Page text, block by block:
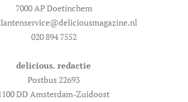
7000 AP Doetinchem
020 894 7552
delicious. redactie
Postbus 22693
DD Amsterdam-Zuidoost